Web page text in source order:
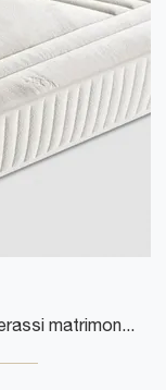
Scopri nel nostro punto vendita i Materassi matrimoniali: il modello Magritte hybrid ti attende per garantirti il relax totale.